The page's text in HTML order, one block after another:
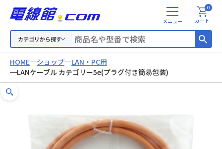
カテゴリから探す
メ
ニ
カート
0
HOME ショップ
LAN・PC用
LANケーブル カテゴリー5e(プラグ付き簡易包装)